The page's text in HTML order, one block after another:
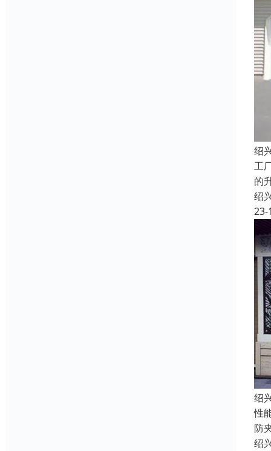
绍
工
的
绍
23-
绍
性
防
绍